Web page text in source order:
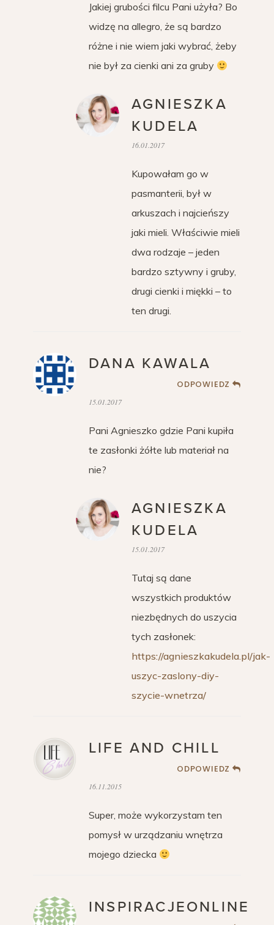
Jakiej grubości filcu Pani użyła? Bo
widzę na allegro, że są bardzo
różne i nie wiem jaki wybrać, żeby
nie był za cienki ani za gruby
AGNIESZKA
KUDELA
16.01.2017
Kupowałam go w
pasmanterii, był w
arkuszach i najcieńszy
jaki mieli. Właściwie mieli
dwa rodzaje – jeden
bardzo sztywny i gruby,
drugi cienki i miękki – to
ten drugi.
DANA KAWALA
ODPOWIEDZ
15.01.2017
Pani Agnieszko gdzie Pani kupiła
te zasłonki żółte lub materiał na
nie?
AGNIESZKA
KUDELA
15.01.2017
Tutaj są dane
wszystkich produktów
niezbędnych do uszycia
tych zasłonek:
https://agnieszkakudela.pl/jak-
uszyc-zaslony-diy-
szycie-wnetrza/
LIFE AND CHILL
ODPOWIEDZ
16.11.2015
Super, może wykorzystam ten
pomysł w urządzaniu wnętrza
mojego dziecka
INSPIRACJEONLINE